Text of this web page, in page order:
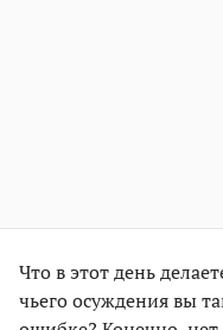
Что в этот день
чьего осуждения вы